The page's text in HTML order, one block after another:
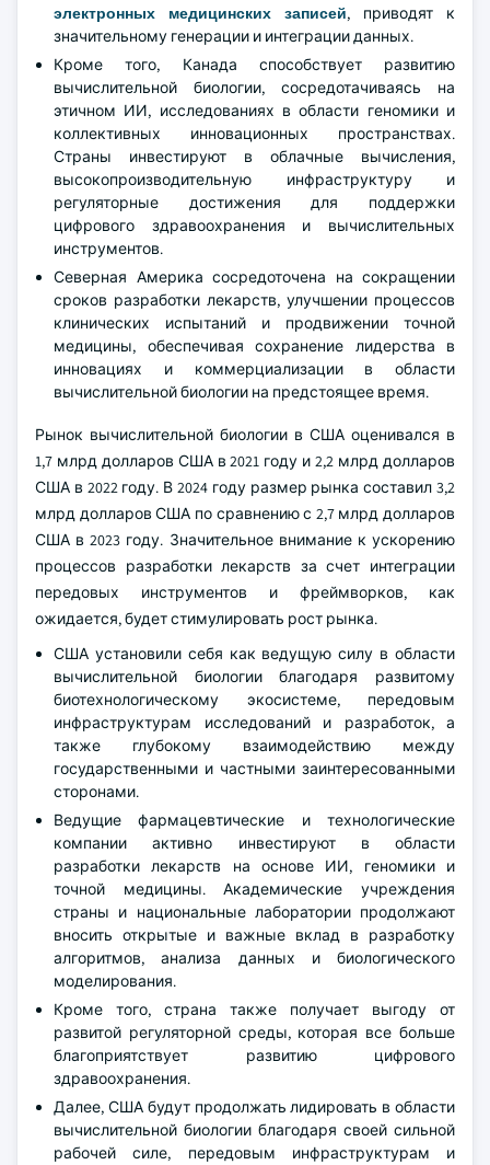
электронных медицинских записей, приводят к
значительному генерации и интеграции данных.
Кроме того, Канада способствует развитию
вычислительной биологии, сосредотачиваясь на
этичном ИИ, исследованиях в области геномики и
коллективных инновационных пространствах.
Страны инвестируют в облачные вычисления,
высокопроизводительную инфраструктуру и
регуляторные достижения для поддержки
цифрового здравоохранения и вычислительных
инструментов.
Северная Америка сосредоточена на сокращении
сроков разработки лекарств, улучшении процессов
клинических испытаний и продвижении точной
медицины, обеспечивая сохранение лидерства в
инновациях и коммерциализации в области
вычислительной биологии на предстоящее время.
Рынок вычислительной биологии в США оценивался в
1,7 млрд долларов США в 2021 году и 2,2 млрд долларов
США в 2022 году. В 2024 году размер рынка составил 3,2
млрд долларов США по сравнению с 2,7 млрд долларов
США в 2023 году. Значительное внимание к ускорению
процессов разработки лекарств за счет интеграции
передовых инструментов и фреймворков, как
ожидается, будет стимулировать рост рынка.
США установили себя как ведущую силу в области
вычислительной биологии благодаря развитому
биотехнологическому экосистеме, передовым
инфраструктурам исследований и разработок, а
также глубокому взаимодействию между
государственными и частными заинтересованными
сторонами.
Ведущие фармацевтические и технологические
компании активно инвестируют в области
разработки лекарств на основе ИИ, геномики и
точной медицины. Академические учреждения
страны и национальные лаборатории продолжают
вносить открытые и важные вклад в разработку
алгоритмов, анализа данных и биологического
моделирования.
Кроме того, страна также получает выгоду от
развитой регуляторной среды, которая все больше
благоприятствует развитию цифрового
здравоохранения.
Далее, США будут продолжать лидировать в области
вычислительной биологии благодаря своей сильной
рабочей силе, передовым инфраструктурам и